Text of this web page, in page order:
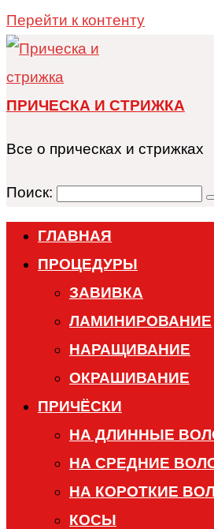
Перейти к контенту
ПРИЧЕСКА И СТРИЖКА
Все о прическах и стрижках
Поиск:
ГЛАВНАЯ
ПРОЦЕДУРЫ
ЗАВИВКА
ЛАМИНИРОВАНИЕ
НАРАЩИВАНИЕ
ОКРАШИВАНИЕ
ПРИЧЁСКИ
НА ДЛИННЫЕ
НА СРЕДНИЕ
НА КОРОТКИЕ
КОСЫ